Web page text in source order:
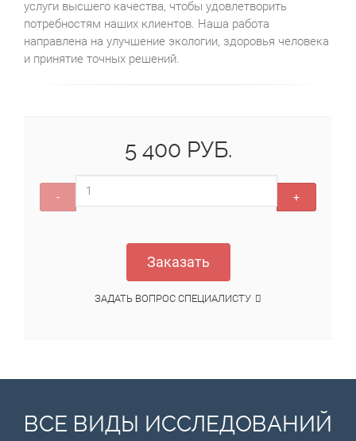
услуги высшего качества, чтобы удовлетворить
потребностям наших клиентов. Наша работа
направлена на улучшение экологии, здоровья человека
и принятие точных решений.
5 400 РУБ.
- +
Заказать
ЗАДАТЬ ВОПРОС СПЕЦИАЛИСТУ
ВСЕ ВИДЫ ИССЛЕДОВАНИЙ